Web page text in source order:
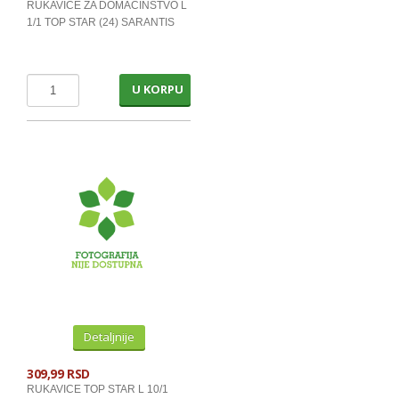
ZDRAVA HRANA PAKOVANO - SH
MLECNI PROIZVODI
MARGARIN I MASLAC
MAJONEZ I SOS
SIR I SIRNI NAMAZI
DELIKATES RFS
SVEZE MESO - SVINJSKO
RUKAVICE ZA DOMACINSTVO L
1/1 TOP STAR (24) SARANTIS
U KORPU
Detaljnije
309,99 RSD
RUKAVICE TOP STAR L 10/1